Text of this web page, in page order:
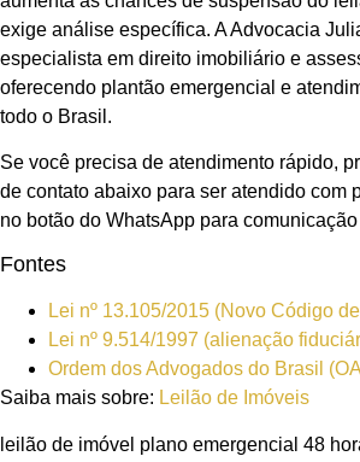
exige análise específica. A Advocacia
especialista em direito imobiliário e
oferecendo plantão emergencial e
todo o Brasil.
Se você precisa de atendimento rápido,
de contato abaixo para ser atendido com
no botão do WhatsApp para
Fontes
Lei nº 13.105/2015 (Novo Código
Lei nº 9.514/1997 (alienação
Ordem dos Advogados do Brasil
Saiba mais sobre: Leilão de Imóveis
leilão de imóvel plano emergencial 48